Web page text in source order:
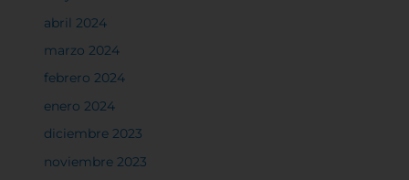
abril 2024
marzo 2024
febrero 2024
enero 2024
diciembre 2023
noviembre 2023